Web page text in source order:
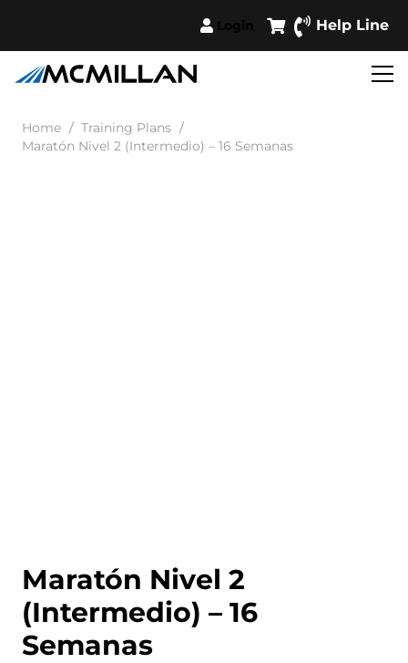
Help Line
Home / Training Plans /
Maratón Nivel 2 (Intermedio) – 16 Semanas
Maratón Nivel 2
(Intermedio) – 16
Semanas